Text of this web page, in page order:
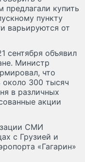
купить
пункту
варьируются от
сентября объявил
Министр
что
около 300 тысяч
в различных
акции
СМИ
с Грузией и
«Гагарин»